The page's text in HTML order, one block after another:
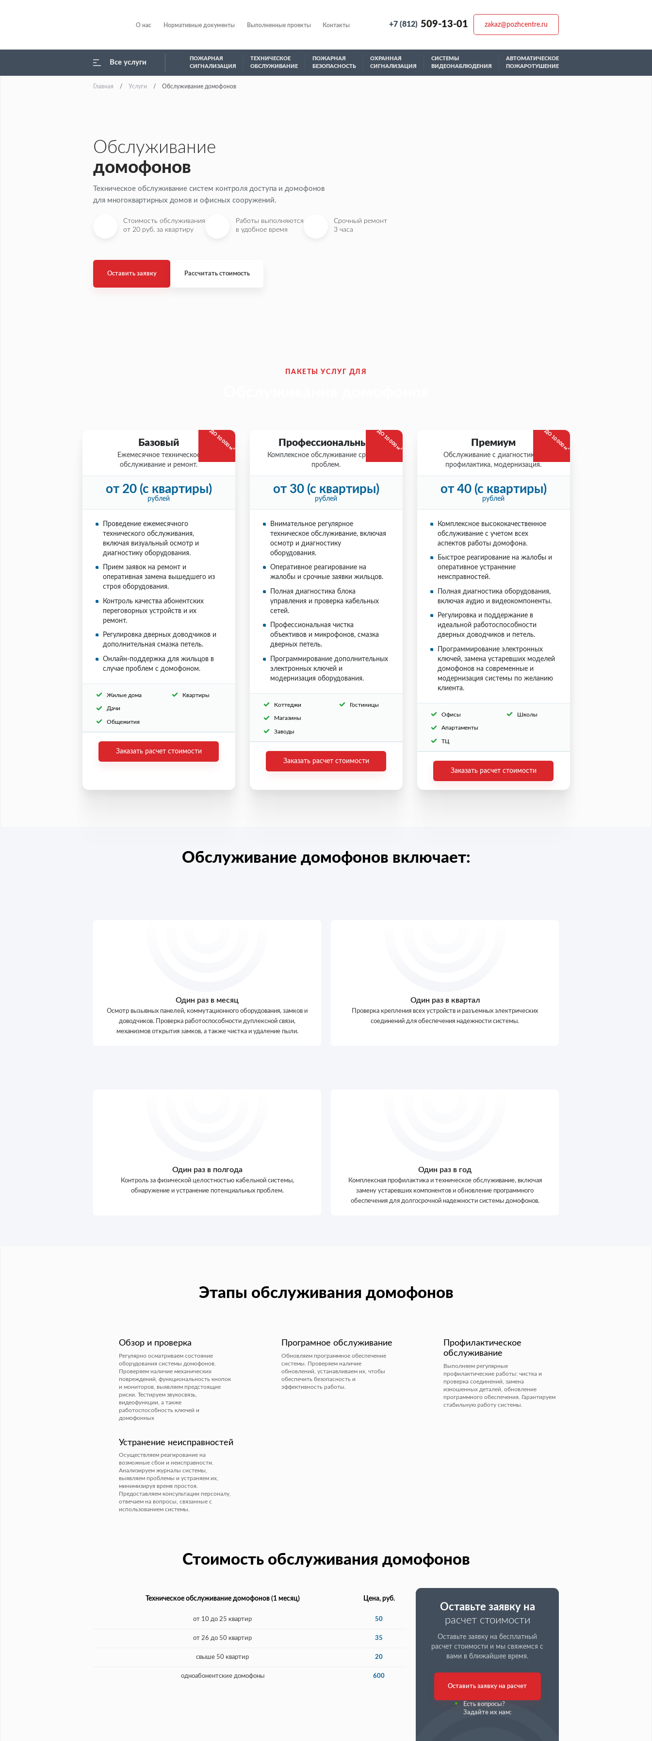
О нас Нормативные документы Выполненные проекты Контакты +7 (812) 509-13-01 zakaz@pozhcentre.ru
Все услуги
ПОЖАРНАЯ
СИГНАЛИЗАЦИЯ
ТЕХНИЧЕСКОЕ
ОБСЛУЖИВАНИЕ
ПОЖАРНАЯ
БЕЗОПАСНОСТЬ
ОХРАННАЯ
СИГНАЛИЗАЦИЯ
СИСТЕМЫ
ВИДЕОНАБЛЮДЕНИЯ
АВТОМАТИЧЕСКОЕ
ПОЖАРОТУШЕНИЕ
Главная Услуги Обслуживание домофонов
Обслуживание
домофонов
Техническое обслуживание систем контроля доступа и домофонов
для многоквартирных домов и офисных сооружений.
Стоимость обслуживания
от 20 руб. за квартиру
Работы выполняются
в удобное время
Срочный ремонт
3 часа
Оставить заявку Рассчитать стоимость
ПАКЕТЫ УСЛУГ ДЛЯ
Базовый
Ежемесячное техническое
обслуживание и ремонт.
ДО 10 000 м²
от 20 (с квартиры)
рублей
Проведение ежемесячного
технического обслуживания,
включая визуальный осмотр и
диагностику оборудования.
Прием заявок на ремонт и
оперативная замена вышедшего из
строя оборудования.
Контроль качества абонентских
переговорных устройств и их
ремонт.
Регулировка дверных доводчиков и
дополнительная смазка петель.
Онлайн-поддержка для жильцов в
случае проблем с домофоном.
Жилые дома
Дачи
Общежития
Квартиры
Заказать расчет стоимости
Профессиональный
Комплексное обслуживание срочных
проблем.
ДО 10 000 м²
от 30 (с квартиры)
рублей
Внимательное регулярное
техническое обслуживание, включая
осмотр и диагностику
оборудования.
Оперативное реагирование на
жалобы и срочные заявки жильцов.
Полная диагностика блока
управления и проверка кабельных
сетей.
Профессиональная чистка
объективов и микрофонов, смазка
дверных петель.
Программирование дополнительных
электронных ключей и
модернизация оборудования.
Коттеджи
Магазины
Заводы
Гостиницы
Заказать расчет стоимости
Премиум
Обслуживание с диагностикой,
профилактика, модернизация.
ДО 10 000 м²
от 40 (с квартиры)
рублей
Комплексное высококачественное
обслуживание с учетом всех
аспектов работы домофона.
Быстрое реагирование на жалобы и
оперативное устранение
неисправностей.
Полная диагностика оборудования,
включая аудио и видеокомпоненты.
Регулировка и поддержание в
идеальной работоспособности
дверных доводчиков и петель.
Программирование электронных
ключей, замена устаревших моделей
домофонов на современные и
модернизация системы по желанию
клиента.
Офисы
Апартаменты
ТЦ
Школы
Заказать расчет стоимости
Обслуживание домофонов включает:
Один раз в месяц
Осмотр вызывных панелей, коммутационного оборудования, замков и
доводчиков. Проверка работоспособности дуплексной связи,
механизмов открытия замков, а также чистка и удаление пыли.
Один раз в квартал
Проверка крепления всех устройств и разъемных электрических
соединений для обеспечения надежности системы.
Один раз в полгода
Контроль за физической целостностью кабельной системы,
обнаружение и устранение потенциальных проблем.
Один раз в год
Комплексная профилактика и техническое обслуживание, включая
замену устаревших компонентов и обновление программного
обеспечения для долгосрочной надежности системы домофонов.
Этапы обслуживания домофонов
Обзор и проверка
Регулярно осматриваем состояние
оборудования системы домофонов.
Проверяем наличие механических
повреждений, функциональность кнопок
и мониторов, выявляем предстоящие
риски. Тестируем звукосвязь,
видеофункции, а также
работоспособность ключей и
домофонных
Програмное обслуживание
Обновляем программное обеспечение
системы. Проверяем наличие
обновлений, устанавливаем их, чтобы
обеспечить безопасность и
эффективность работы.
Профилактическое
обслуживание
Выполняем регулярные
профилактические работы: чистка и
проверка соединений, замена
изношенных деталей, обновление
программного обеспечения. Гарантируем
стабильную работу системы.
Устранение неисправностей
Осуществляем реагирование на
возможные сбои и неисправности.
Анализируем журналы системы,
выявляем проблемы и устраняем их,
минимизируя время простоя.
Предоставляем консультации персоналу,
отвечаем на вопросы, связанные с
использованием системы.
Стоимость обслуживания домофонов
Техническое обслуживание домофонов (1 месяц) Цена, руб.
от 10 до 25 квартир 50
от 26 до 50 квартир 35
свыше 50 квартир 20
одноабонентские домофоны 600
Оставьте заявку на
расчет стоимости
Оставьте заявку на бесплатный
расчет стоимости и мы свяжемся с
вами в ближайшее время.
Оставить заявку на расчет
Есть вопросы?
Задайте их нам:
Оставте заявку
zakaz@pozhcentre.ru